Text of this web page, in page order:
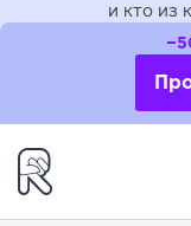
и кто из